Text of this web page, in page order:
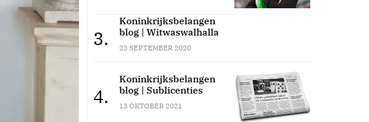
3.
Koninkrijksbelangen
blog | Witwaswalhalla
23 SEPTEMBER 2020
4.
Koninkrijksbelangen
blog | Sublicenties
13 OKTOBER 2021